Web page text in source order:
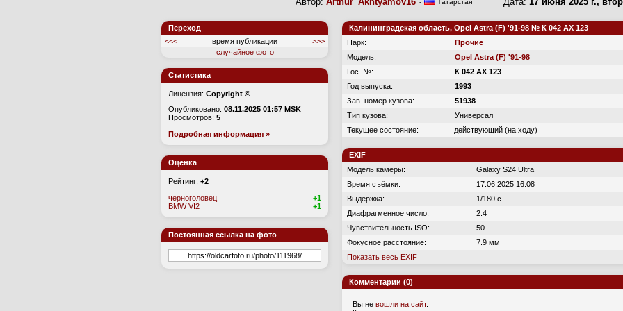
Татарстан
Переход
<<<
время публикации
>>>
случайное фото
Статистика
Лицензия: Copyright ©
Опубликовано: 08.11.2025 01:57 MSK
Просмотров: 5
Подробная информация »
Оценка
Рейтинг: +2
черноголовец
+1
BMW VI2
+1
Постоянная ссылка на фото
Калининградская область, Opel Astra (F) '91-98 № К 042 АХ 123
Парк:
Прочие
Модель:
Opel Astra (F) '91-98
Гос. №:
К 042 АХ 123
Год выпуска:
1993
Зав. номер кузова:
51938
Тип кузова:
Универсал
Текущее состояние:
действующий (на ходу)
EXIF
Модель камеры:
Galaxy S24 Ultra
Время съёмки:
17.06.2025 16:08
Выдержка:
1/180 с
Диафрагменное число:
2.4
Чувствительность ISO:
50
Фокусное расстояние:
7.9 мм
Показать весь EXIF
Комментарии (0)
Вы не вошли на сайт.